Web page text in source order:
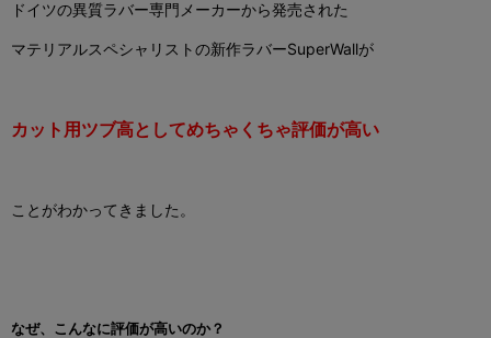
ドイツの異質ラバー専門メーカーから発売された
マテリアルスペシャリストの新作ラバーSuperWallが
カット用ツブ高としてめちゃくちゃ評価が高い
ことがわかってきました。
なぜ、こんなに評価が高いのか？